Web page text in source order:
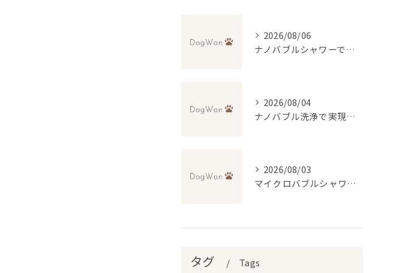
2026/08/06
ナノバブルシャワーで叶えるペットの美肌ケア
2026/08/04
ナノバブル洗浄で実現するトリミングの新常識と無料送迎の便利さ
2026/08/03
マイクロバブルシャワーで変わるトリミング体験とは
タグ Tags